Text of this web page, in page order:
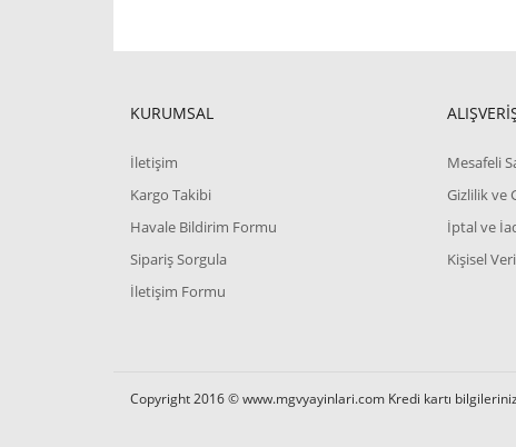
KURUMSAL
İletişim
Kargo Takibi
Havale Bildirim Formu
Sipariş Sorgula
İletişim Formu
Mesafeli
Gizlilik ve
İptal ve
Kişisel
Copyright 2016 © www.mgvyayinlari.com Kredi kartı